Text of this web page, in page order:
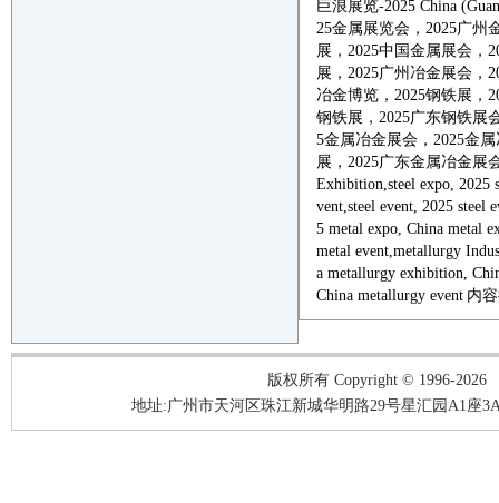
巨浪展览-2025 China (
25金属展览会， 2025广州
展， 2025中国金属展会，
展， 2025广州冶金展会，
冶金博览 ， 2025钢铁展，
钢铁展， 2025广东钢铁展
5金属冶金展会， 2025金属
展， 2025广东金属冶金展
Exhibition,steel expo, 2025
vent,steel event, 2025 steel
5 metal expo, China metal
metal event,metallurgy
a metallurgy exhibition,
China metallurgy event 内
版权所有 Copyright © 1996-2026
地址:广州市天河区珠江新城华明路29号星汇园A1座